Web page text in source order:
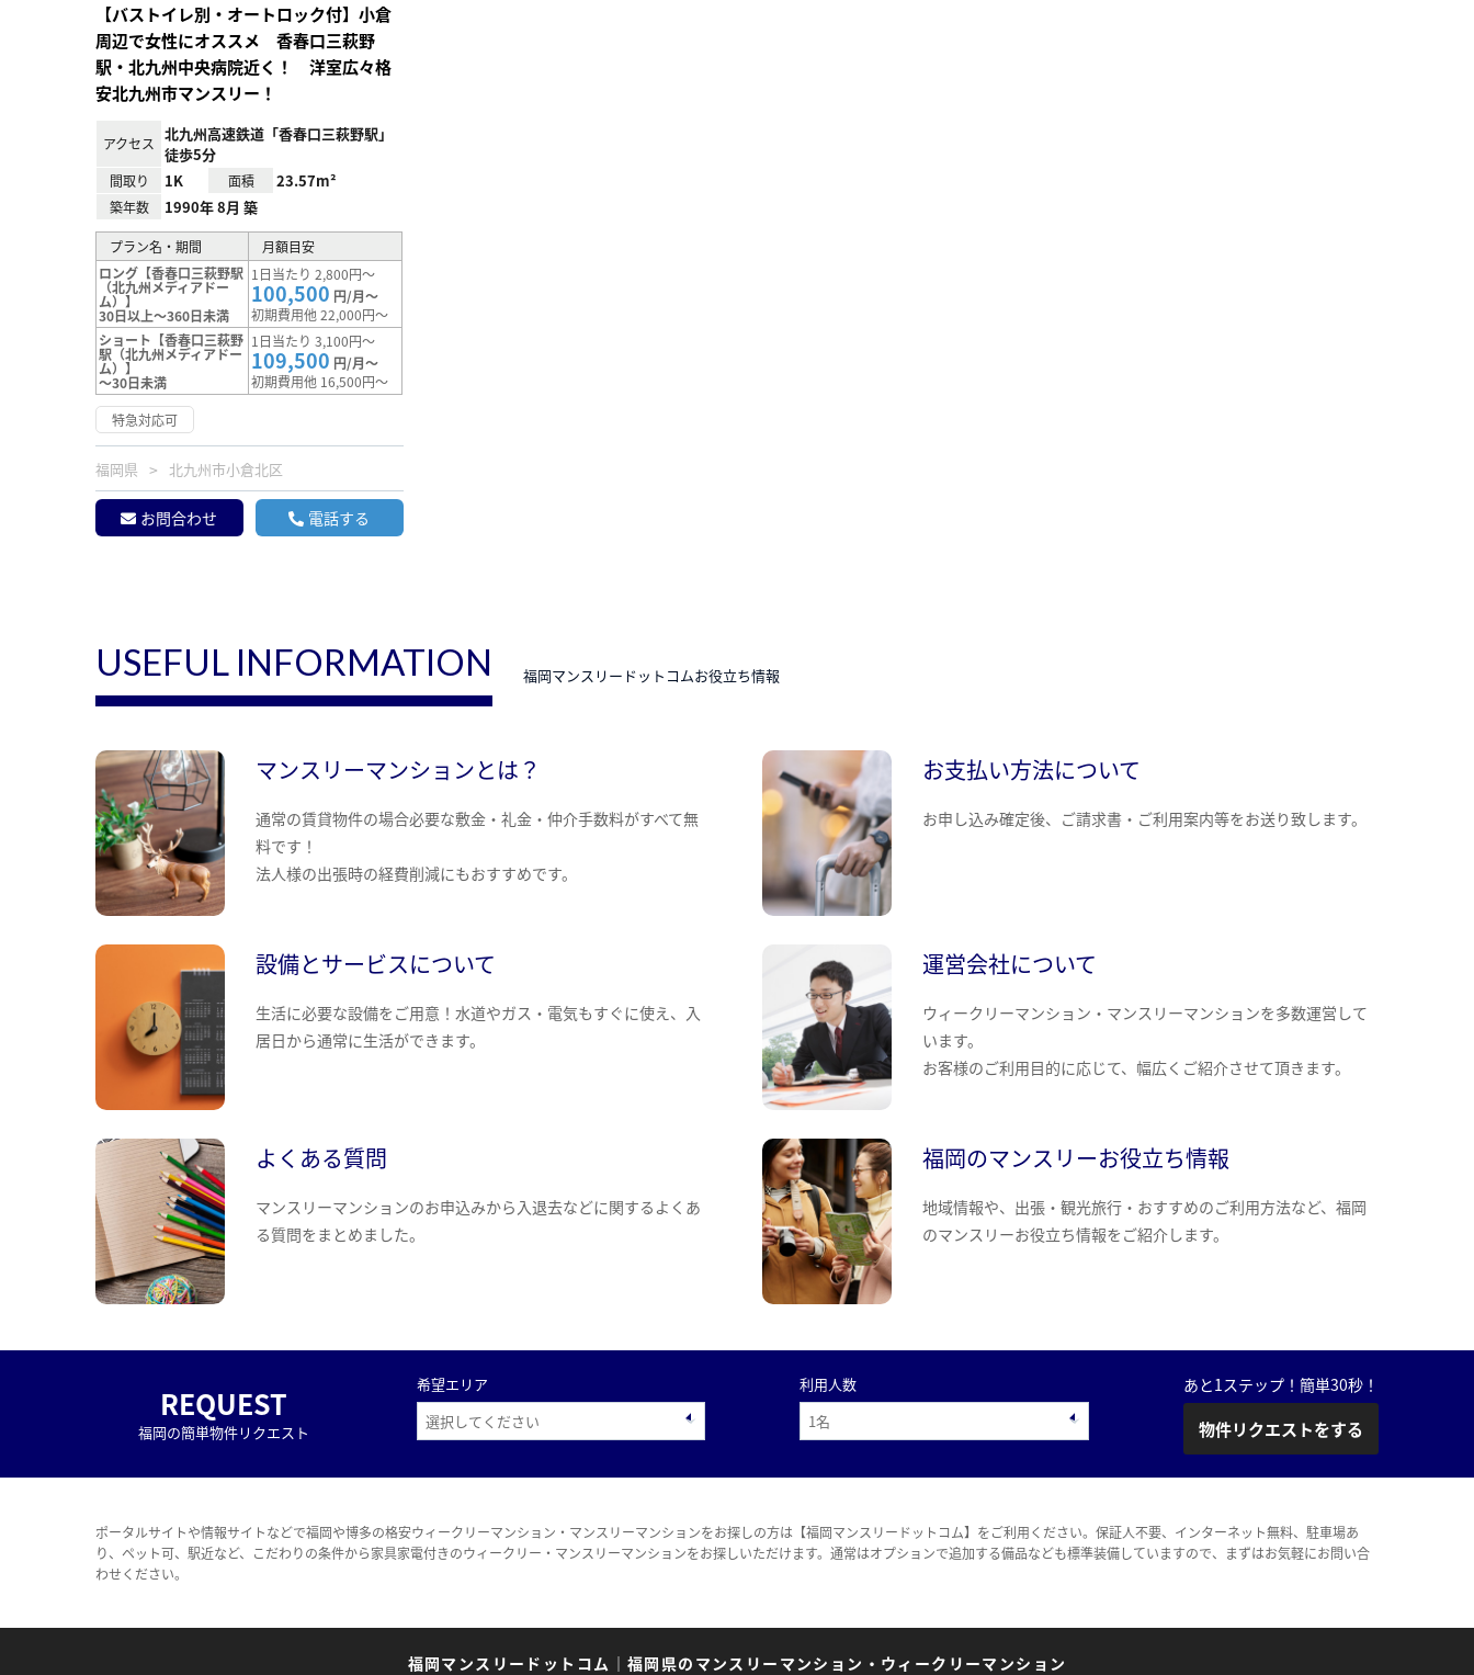
【バストイレ別・オートロック付】小倉
周辺で女性にオススメ 香春口三萩野
駅・北九州中央病院近く！ 洋室広々格
安北九州市マンスリー！
アクセス
北九州高速鉄道「香春口三萩野駅」
徒歩5分
間取り 1K 面積 23.57m²
築年数 1990年 8月 築
プラン名・期間
月額目安
ロング【香春口三萩野駅
（北九州メディアドー
ム）】
30日以上～360日未満
1日当たり 2,800円～
100,500 円/月～
初期費用他 22,000円～
ショート【香春口三萩野
駅（北九州メディアドー
ム）】
～30日未満
1日当たり 3,100円～
109,500 円/月～
初期費用他 16,500円～
特急対応可
福岡県 北九州市小倉北区
お問合わせ 電話する
USEFUL INFORMATION 福岡マンスリードットコムお役立ち情報
マンスリーマンションとは？
通常の賃貸物件の場合必要な敷金・礼金・仲介手数料がすべて無
料です！
法人様の出張時の経費削減にもおすすめです。
お支払い方法について
お申し込み確定後、ご請求書・ご利用案内等をお送り致します。
設備とサービスについて
生活に必要な設備をご用意！水道やガス・電気もすぐに使え、入
居日から通常に生活ができます。
運営会社について
ウィークリーマンション・マンスリーマンションを多数運営して
います。
お客様のご利用目的に応じて、幅広くご紹介させて頂きます。
よくある質問
マンスリーマンションのお申込みから入退去などに関するよくあ
る質問をまとめました。
福岡のマンスリーお役立ち情報
地域情報や、出張・観光旅行・おすすめのご利用方法など、福岡
のマンスリーお役立ち情報をご紹介します。
REQUEST
福岡の簡単物件リクエスト
希望エリア 利用人数 あと1ステップ！簡単30秒！
物件リクエストをする
ポータルサイトや情報サイトなどで福岡や博多の格安ウィークリーマンション・マンスリーマンションをお探しの方は【福岡マンスリードットコム】をご利用ください。保証人不要、インターネット無料、駐車場あ
り、ペット可、駅近など、こだわりの条件から家具家電付きのウィークリー・マンスリーマンションをお探しいただけます。通常はオプションで追加する備品なども標準装備していますので、まずはお気軽にお問い合
わせください。
福岡マンスリードットコム ｜ 福岡県のマンスリーマンション・ウィークリーマンション